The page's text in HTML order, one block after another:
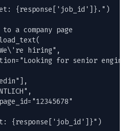
{response['job_id']}.")
a company page
hiring",
for senior
{response['job_id']}")